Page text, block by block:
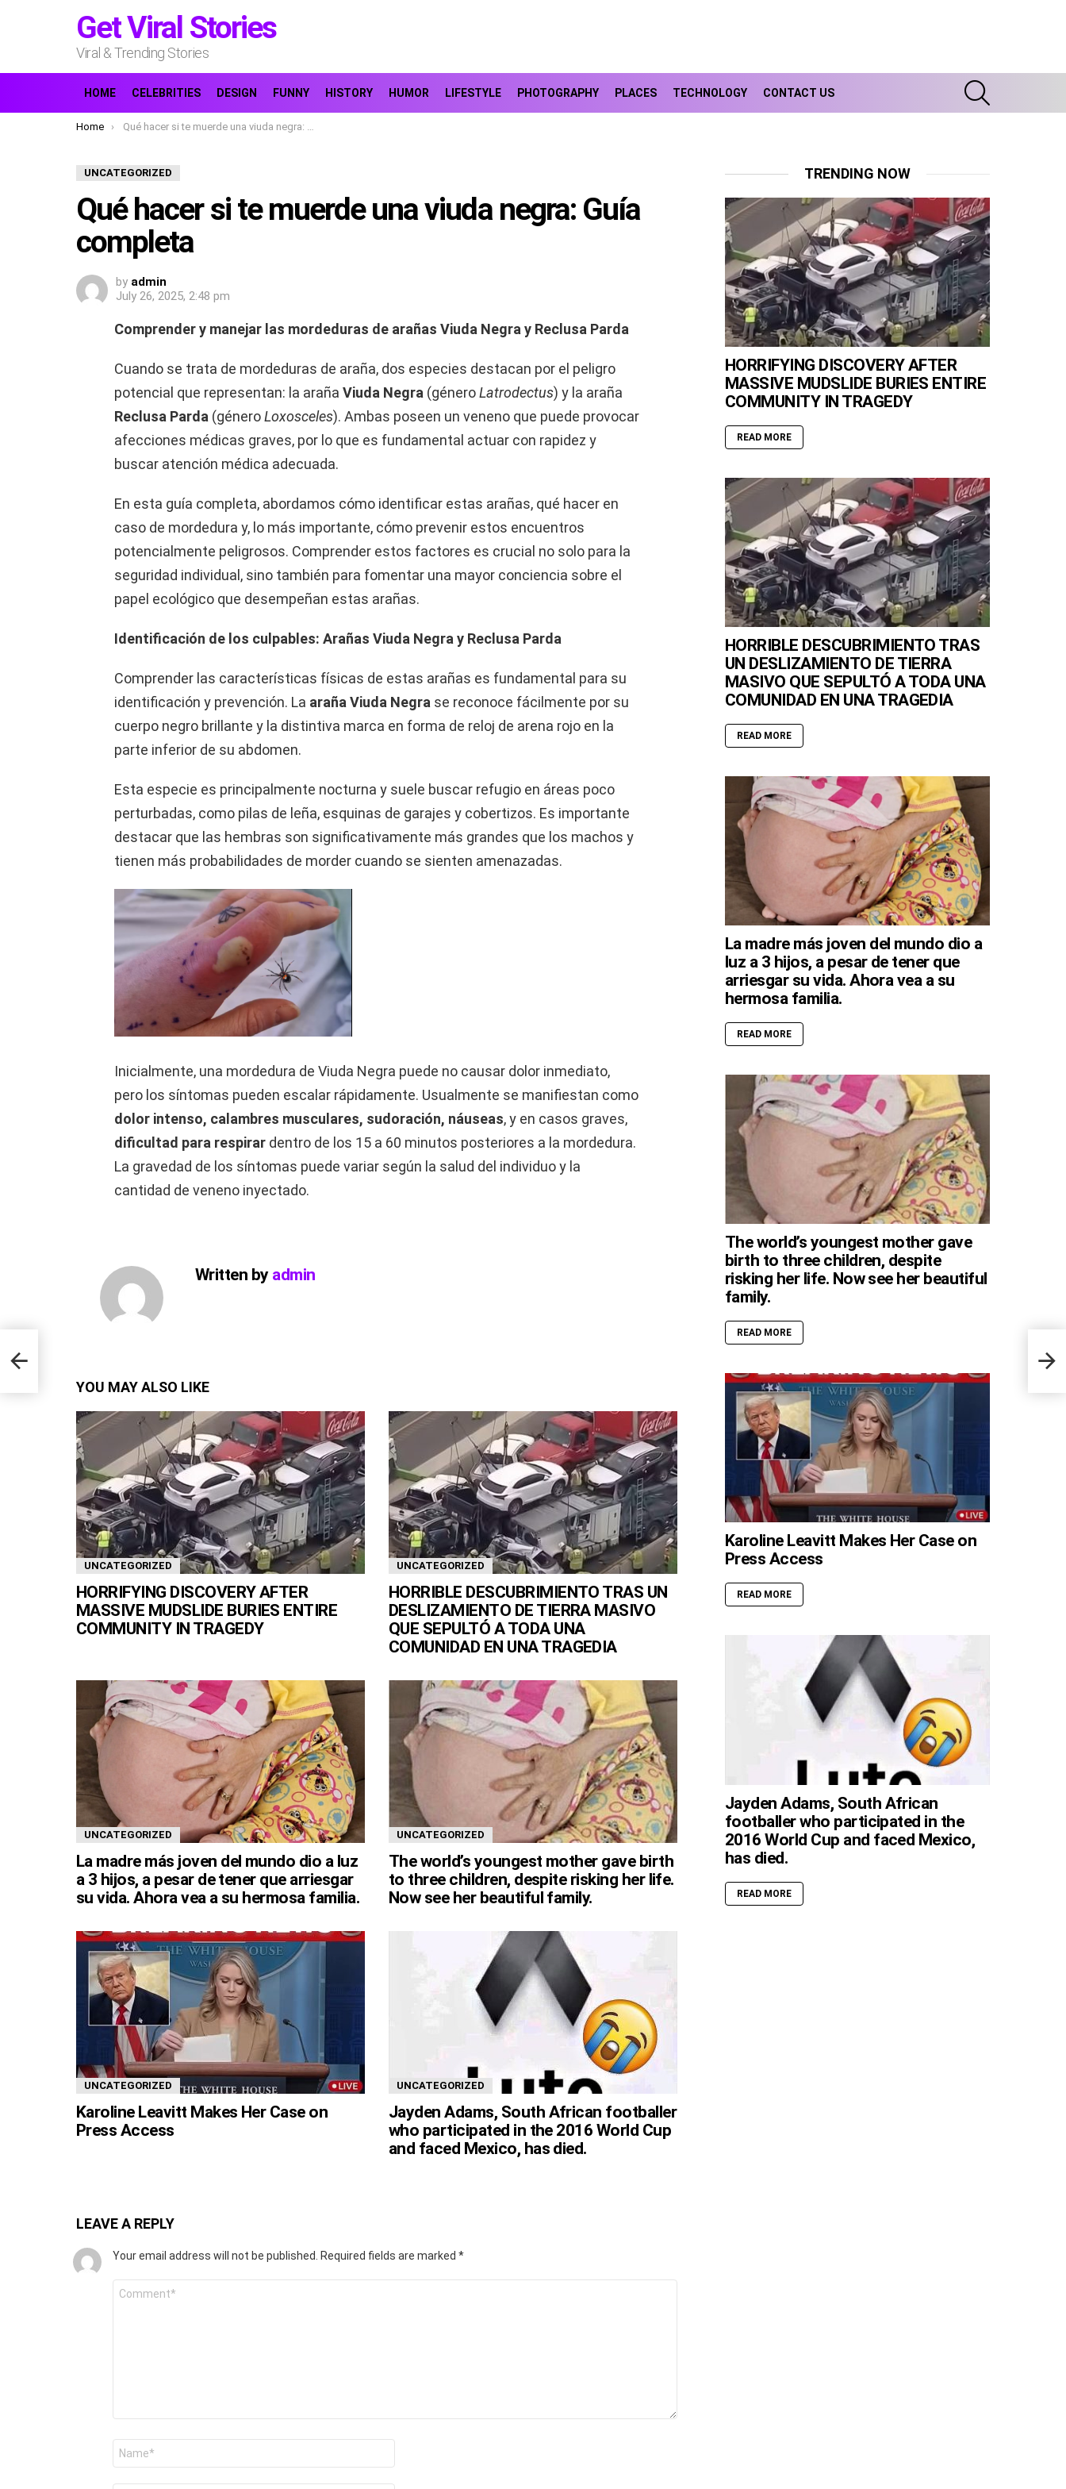
Get Viral Stories
Viral & Trending Stories
HOME CELEBRITIES DESIGN FUNNY HISTORY HUMOR LIFESTYLE PHOTOGRAPHY PLACES TECHNOLOGY CONTACT US
You are here:
Home Qué hacer si te muerde una viuda negra: Guía completa
UNCATEGORIZED
Qué hacer si te muerde una viuda negra: Guía
completa
by admin
July 26, 2025, 2:48 pm
Comprender y manejar las mordeduras de arañas Viuda Negra y Reclusa Parda
Cuando se trata de mordeduras de araña, dos especies destacan por el peligro
potencial que representan: la araña Viuda Negra (géneroLatrodectus) y la araña
Reclusa Parda (géneroLoxosceles). Ambas poseen un veneno que puede provocar
afecciones médicas graves, por lo que es fundamental actuar con rapidez y
buscar atención médica adecuada.
En esta guía completa, abordamos cómo identificar estas arañas, qué hacer en
caso de mordedura y, lo más importante, cómo prevenir estos encuentros
potencialmente peligrosos. Comprender estos factores es crucial no solo para la
seguridad individual, sino también para fomentar una mayor conciencia sobre el
papel ecológico que desempeñan estas arañas.
Identificación de los culpables: Arañas Viuda Negra y Reclusa Parda
Comprender las características físicas de estas arañas es fundamental para su
identificación y prevención. La araña Viuda Negra se reconoce fácilmente por su
cuerpo negro brillante y la distintiva marca en forma de reloj de arena rojo en la
parte inferior de su abdomen.
Esta especie es principalmente nocturna y suele buscar refugio en áreas poco
perturbadas, como pilas de leña, esquinas de garajes y cobertizos. Es importante
destacar que las hembras son significativamente más grandes que los machos y
tienen más probabilidades de morder cuando se sienten amenazadas.
Inicialmente, una mordedura de Viuda Negra puede no causar dolor inmediato,
pero los síntomas pueden escalar rápidamente. Usualmente se manifiestan como
dolor intenso, calambres musculares, sudoración, náuseas, y en casos graves,
dificultad para respirar dentro de los 15 a 60 minutos posteriores a la mordedura.
La gravedad de los síntomas puede variar según la salud del individuo y la
cantidad de veneno inyectado.
Written by admin
YOU MAY ALSO LIKE
UNCATEGORIZED
HORRIFYING DISCOVERY AFTER
MASSIVE MUDSLIDE BURIES ENTIRE
COMMUNITY IN TRAGEDY
UNCATEGORIZED
HORRIBLE DESCUBRIMIENTO TRAS UN
DESLIZAMIENTO DE TIERRA MASIVO
QUE SEPULTÓ A TODA UNA
COMUNIDAD EN UNA TRAGEDIA
UNCATEGORIZED
La madre más joven del mundo dio a luz
a 3 hijos, a pesar de tener que arriesgar
su vida. Ahora vea a su hermosa familia.
UNCATEGORIZED
The world’s youngest mother gave birth
to three children, despite risking her life.
Now see her beautiful family.
UNCATEGORIZED
Karoline Leavitt Makes Her Case on
Press Access
UNCATEGORIZED
Jayden Adams, South African footballer
who participated in the 2016 World Cup
and faced Mexico, has died.
LEAVE A REPLY
Your email address will not be published. Required fields are marked *
the
TRENDING NOW
HORRIFYING DISCOVERY AFTER
MASSIVE MUDSLIDE BURIES ENTIRE
COMMUNITY IN TRAGEDY
READ MORE
HORRIBLE DESCUBRIMIENTO TRAS
UN DESLIZAMIENTO DE TIERRA
MASIVO QUE SEPULTÓ A TODA UNA
COMUNIDAD EN UNA TRAGEDIA
READ MORE
La madre más joven del mundo dio a
luz a 3 hijos, a pesar de tener que
arriesgar su vida. Ahora vea a su
hermosa familia.
READ MORE
The world’s youngest mother gave
birth to three children, despite
risking her life. Now see her beautiful
family.
READ MORE
Karoline Leavitt Makes Her Case on
Press Access
READ MORE
Jayden Adams, South African
footballer who participated in the
2016 World Cup and faced Mexico,
has died.
READ MORE